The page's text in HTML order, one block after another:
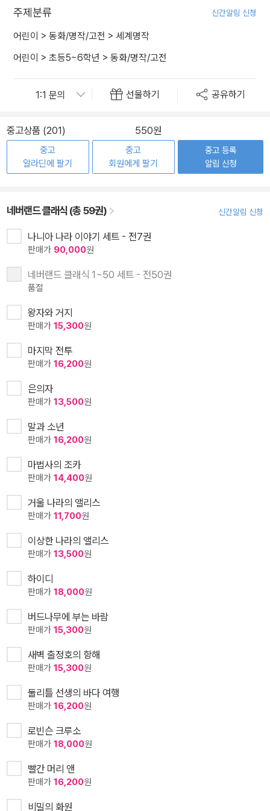
주제분류 신간알림 신청
어린이 > 동화/명작/고전 > 세계명작
어린이 > 초등5~6학년 > 동화/명작/고전
선물하기 공유하기
중고상품 (201) 550원
중고
알라딘에 팔기
중고
회원에게 팔기
중고 등록
알림 신청
네버랜드 클래식 (총 59권) 신간알림 신청
나니아 나라 이야기 세트 - 전7권
판매가 90,000원
네버랜드 클래식 1~50 세트 - 전50권
품절
왕자와 거지
판매가 15,300원
마지막 전투
판매가 16,200원
은의자
판매가 13,500원
말과 소년
판매가 16,200원
마법사의 조카
판매가 14,400원
거울 나라의 앨리스
판매가 11,700원
이상한 나라의 앨리스
판매가 13,500원
하이디
판매가 18,000원
버드나무에 부는 바람
판매가 15,300원
새벽 출정호의 항해
판매가 15,300원
둘리틀 선생의 바다 여행
판매가 16,200원
로빈슨 크루소
판매가 18,000원
빨간 머리 앤
판매가 16,200원
비밀의 화원